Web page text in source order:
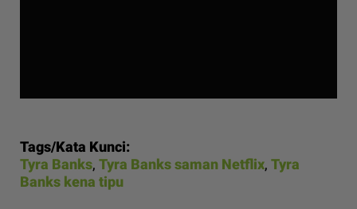
Tags/Kata Kunci:
Tyra Banks, Tyra Banks saman Netflix, Tyra
Banks kena tipu